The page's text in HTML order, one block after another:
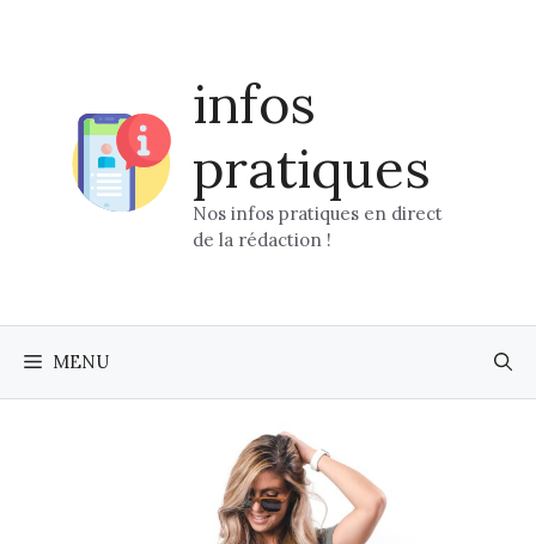
infos
pratiques
Nos infos pratiques en direct
de la rédaction !
MENU